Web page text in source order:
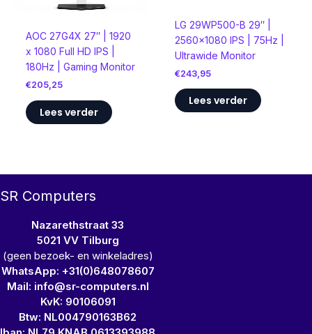
AOC 27G4X 27″ | 1920
x 1080 Full HD IPS |
180Hz | Gaming Monitor
€205,25
Lees verder
LG 29WP500-B 29″ |
2560×1080 IPS | 75Hz |
Ultrawide Monitor
€243,95
Lees verder
SR Computers
Nazarethstraat 33
5021 VV Tilburg
(geen bezoek- en winkeladres)
WhatsApp: +31(0)648078607
Mail: info@sr-computers.nl
KvK: 90106091
Btw: NL004790163B62